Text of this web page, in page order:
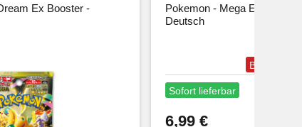
Ex Booster -
Pokemon - Mega
Deutsch
Bestseller
Sofort lieferbar
6,99 €